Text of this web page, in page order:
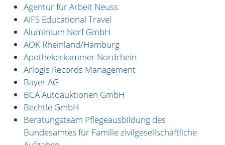
Agentur für Arbeit Neuss
AIFS Educational Travel
Aluminium Norf GmbH
AOK Rheinland/Hamburg
Apothekerkammer Nordrhein
Arlogis Records Management
Bayer AG
BCA Autoauktionen GmbH
Bechtle GmbH
Beratungsteam Pflegeausbildung des
Bundesamtes für Familie zivilgesellschaftliche